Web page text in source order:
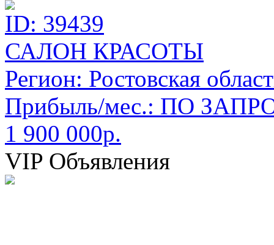
ID: 39439
САЛОН КРАСОТЫ
Регион: Ростовская
Прибыль/мес.: ПО
1 900 000р.
VIP Объявления